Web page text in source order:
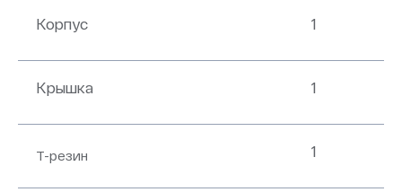
Корпус 1
Крышка 1
T-резин 1